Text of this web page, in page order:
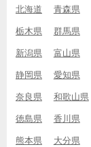
北海道 青森県
栃木県 群馬県
新潟県 富山県
静岡県 愛知県
奈良県 和歌山県
徳島県 香川県
熊本県 大分県